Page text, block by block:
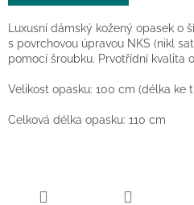
Luxusní dámský kožený opasek o
s povrchovou úpravou NKS (nikl
pomocí šroubku. Prvotřídní kvalita
Velikost opasku: 100 cm (délka ke
Celková délka opasku: 110 cm